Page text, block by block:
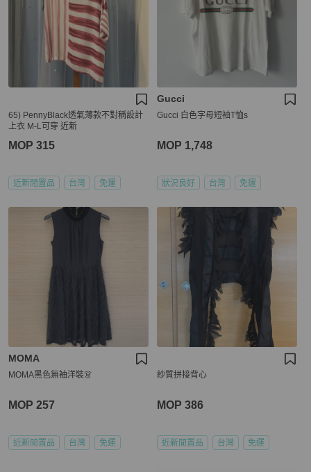
65) PennyBlack透氣薄款不對稱設計
上衣 M-L可穿 近新
MOP 315
近新閒置品 台灣 免運
Gucci
Gucci 白色字母短袖T恤s
MOP 1,748
狀況良好 台灣 免運
MOMA
MOMA黑色無袖洋裝👗
MOP 257
近新閒置品 台灣 免運
紗質拼接背心
MOP 386
近新閒置品 台灣 免運